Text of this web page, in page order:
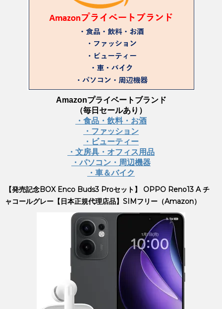
Amazonプライベートブランド
（毎日セールあり）
・食品・飲料・お酒
・ファッション
・ビューティー
・文房具・オフィス用品
・パソコン・周辺機器
・車＆バイク
【発売記念BOX Enco Buds3 Proセット】 OPPO Reno13 A チ
ャコールグレー【日本正規代理店品】SIMフリー（Amazon）